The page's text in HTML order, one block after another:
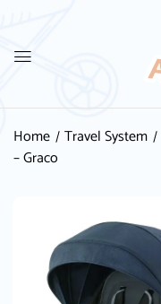
Home Travel System
– Graco